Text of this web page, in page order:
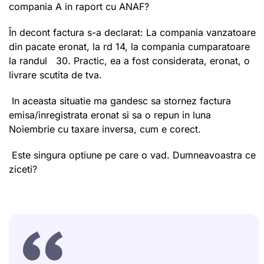
compania A in raport cu ANAF?
În decont factura s-a declarat: La compania vanzatoare
din pacate eronat, la rd 14, la compania cumparatoare
la randul 30. Practic, ea a fost considerata, eronat, o
livrare scutita de tva.
In aceasta situatie ma gandesc sa stornez factura
emisa/inregistrata eronat si sa o repun in luna
Noiembrie cu taxare inversa, cum e corect.
Este singura optiune pe care o vad. Dumneavoastra ce
ziceti?